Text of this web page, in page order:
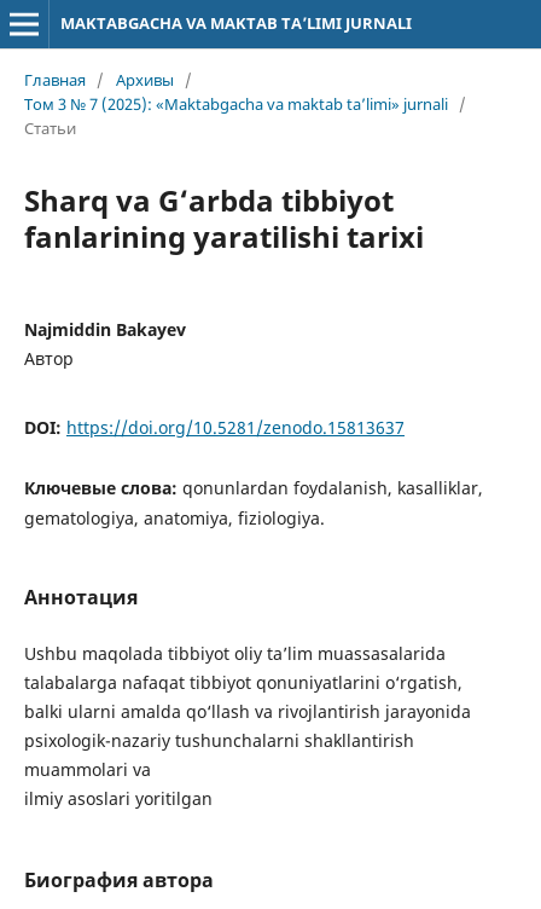
MAKTABGACHA VA MAKTAB TA’LIMI JURNALI
Главная / Архивы
/
Том 3 № 7 (2025): «Maktabgacha va maktab ta’limi» jurnali /
Статьи
Sharq va G‘arbda tibbiyot
fanlarining yaratilishi tarixi
Najmiddin Bakayev
Автор
DOI: https://doi.org/10.5281/zenodo.15813637
Ключевые слова: qonunlardan foydalanish, kasalliklar,
gematologiya, anatomiya, fiziologiya.
Аннотация
Ushbu maqolada tibbiyot oliy ta’lim muassasalarida
talabalarga nafaqat tibbiyot qonuniyatlarini o‘rgatish,
balki ularni amalda qo‘llash va rivojlantirish jarayonida
psixologik-nazariy tushunchalarni shakllantirish
muammolari va
ilmiy asoslari yoritilgan
Биография автора